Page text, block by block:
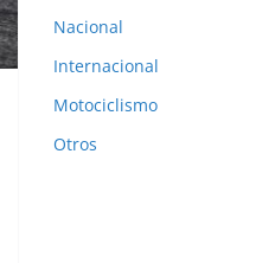
Nacional
Internacional
Motociclismo
Otros